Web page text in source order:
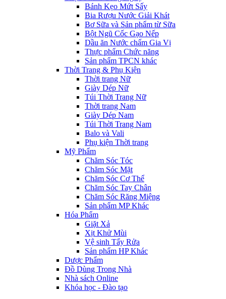
Bánh Kẹo Mứt Sấy
Bia Rượu Nước Giải Khát
Bơ Sữa và Sản phẩm từ Sữa
Bột Ngũ Cốc Gạo Nếp
Dầu ăn Nước chấm Gia Vị
Thực phẩm Chức năng
Sản phẩm TPCN khác
Thời Trang & Phụ Kiện
Thời trang Nữ
Giày Dép Nữ
Túi Thời Trang Nữ
Thời trang Nam
Giày Dép Nam
Túi Thời Trang Nam
Balo và Vali
Phụ kiện Thời trang
Mỹ Phẩm
Chăm Sóc Tóc
Chăm Sóc Mặt
Chăm Sóc Cơ Thể
Chăm Sóc Tay Chân
Chăm Sóc Răng Miệng
Sản phẩm MP Khác
Hóa Phẩm
Giặt Xả
Xịt Khử Mùi
Vệ sinh Tẩy Rửa
Sản phẩm HP Khác
Dược Phẩm
Đồ Dùng Trong Nhà
Nhà sách Online
Khóa học - Đào tạo